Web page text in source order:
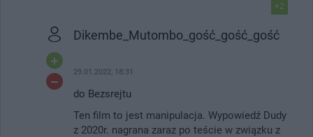
+2
Dikembe_Mutombo_gość_gość_gość
29.01.2022, 18:31
do Bezsrejtu
Ten film to jest manipulacja. Wypowiedź Dudy
z 2020r. nagrana zaraz po teście w związku z